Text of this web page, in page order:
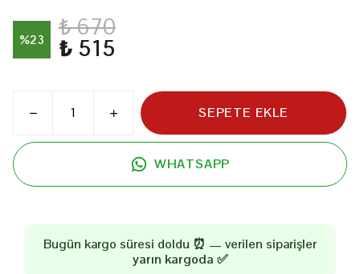
%23 ₺ 670
₺ 515
SEPETE EKLE
WHATSAPP
Bugün kargo süresi doldu ⏰ — verilen siparişler
yarın kargoda ✅